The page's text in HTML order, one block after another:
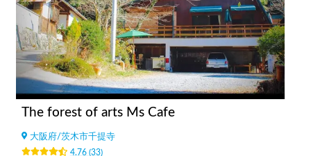
The forest of arts Ms Cafe
大阪府/茨木市千提寺
4.76(33)